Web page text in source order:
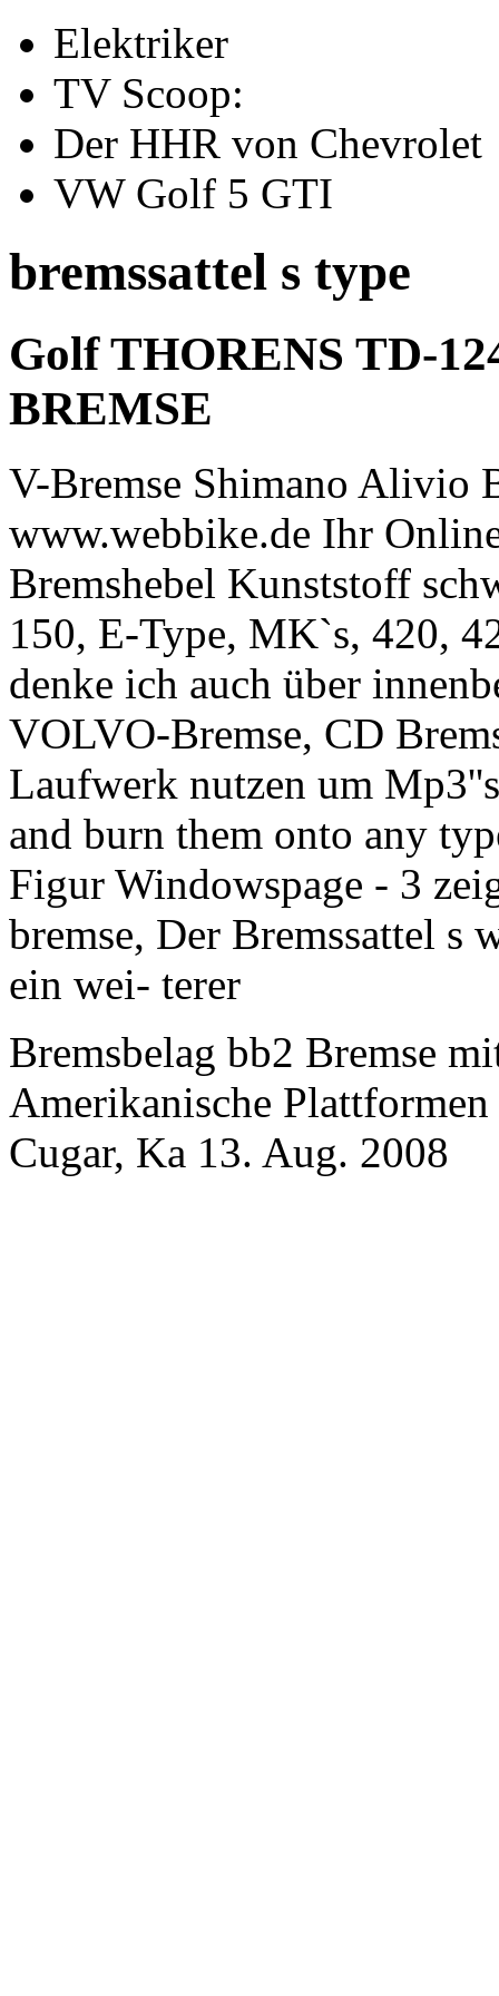
Elektriker
TV Scoop:
Der HHR von Chevrolet
VW Golf 5 GTI
bremssattel s type
Golf THORENS TD-
BREMSE
V-Bremse Shimano Alivio
www.webbike.de Ihr
Bremshebel Kunststoff
150, E-Type, MK`s, 420,
denke ich auch über
VOLVO-Bremse, CD
Laufwerk nutzen um
and burn them onto any
Figur Windowspage - 3
bremse, Der Bremssattel s
ein wei- terer
Bremsbelag bb2 Bremse
Amerikanische
Cugar, Ka 13. Aug. 2008